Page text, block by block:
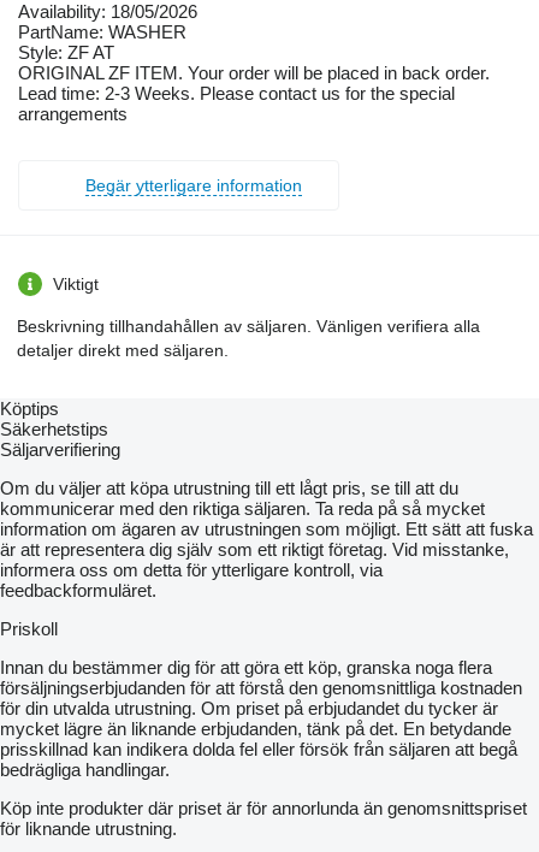
Availability: 18/05/2026
PartName: WASHER
Style: ZF AT
ORIGINAL ZF ITEM. Your order will be placed in back order.
Lead time: 2-3 Weeks. Please contact us for the special
arrangements
Begär ytterligare information
Viktigt
Beskrivning tillhandahållen av säljaren. Vänligen verifiera alla
detaljer direkt med säljaren.
Köptips
Säkerhetstips
Säljarverifiering
Om du väljer att köpa utrustning till ett lågt pris, se till att du
kommunicerar med den riktiga säljaren. Ta reda på så mycket
information om ägaren av utrustningen som möjligt. Ett sätt att fuska
är att representera dig själv som ett riktigt företag. Vid misstanke,
informera oss om detta för ytterligare kontroll, via
feedbackformuläret.
Priskoll
Innan du bestämmer dig för att göra ett köp, granska noga flera
försäljningserbjudanden för att förstå den genomsnittliga kostnaden
för din utvalda utrustning. Om priset på erbjudandet du tycker är
mycket lägre än liknande erbjudanden, tänk på det. En betydande
prisskillnad kan indikera dolda fel eller försök från säljaren att begå
bedrägliga handlingar.
Köp inte produkter där priset är för annorlunda än genomsnittspriset
för liknande utrustning.